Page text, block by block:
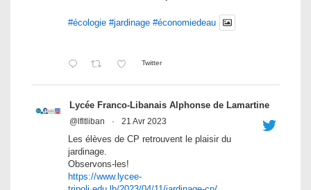
#écologie #jardinage #économiedeau
Twitter
Lycée Franco-Libanais Alphonse de Lamartine
@lfltliban · 21 Avr 2023
Les élèves de CP retrouvent le plaisir du
jardinage.
Observons-les!
https://www.lycee-